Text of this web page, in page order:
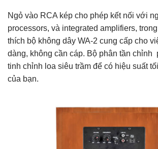
Ngỏ vào RCA kép cho phép kết nối với
processors, và integrated amplifiers,
thích bộ không dây WA-2 cung cấp cho
dàng, không cần cáp. Bộ phân tần chỉnh
tinh chỉnh loa siêu trầm để có hiệu suất
của bạn.